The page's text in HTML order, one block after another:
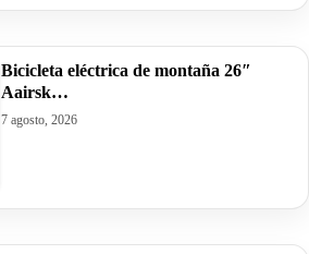
Bicicleta eléctrica de montaña 26″
Aairsk…
7 agosto, 2026